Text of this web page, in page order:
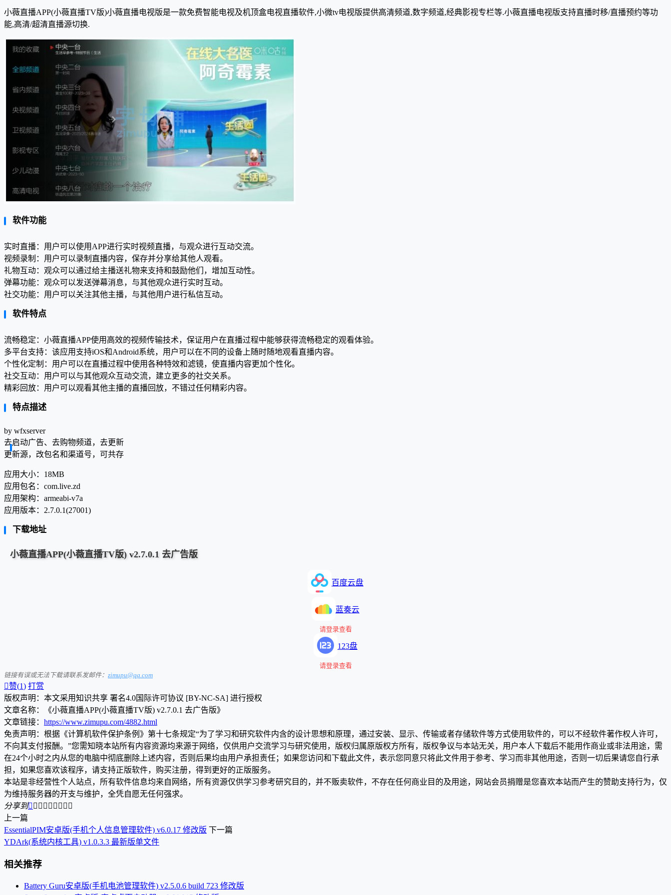
小薇直播APP(小薇直播TV版)小薇直播电视版是一款免费智能电视及机顶盒电视直播软件,小微tv电视版提供高清频道,数字频道,经典影视专栏等.小薇直播电视版支持直播时移/直播预约等功
能,高清/超清直播源切换.
软件功能
实时直播：用户可以使用APP进行实时视频直播，与观众进行互动交流。
视频录制：用户可以录制直播内容，保存并分享给其他人观看。
礼物互动：观众可以通过给主播送礼物来支持和鼓励他们，增加互动性。
弹幕功能：观众可以发送弹幕消息，与其他观众进行实时互动。
社交功能：用户可以关注其他主播，与其他用户进行私信互动。
软件特点
流畅稳定：小薇直播APP使用高效的视频传输技术，保证用户在直播过程中能够获得流畅稳定的观看体验。
多平台支持：该应用支持iOS和Android系统，用户可以在不同的设备上随时随地观看直播内容。
个性化定制：用户可以在直播过程中使用各种特效和滤镜，使直播内容更加个性化。
社交互动：用户可以与其他观众互动交流，建立更多的社交关系。
精彩回放：用户可以观看其他主播的直播回放，不错过任何精彩内容。
特点描述
by wfxserver
去启动广告、去购物频道，去更新
更新源，改包名和渠道号，可共存
应用大小：18MB
应用包名：com.live.zd
应用架构：armeabi-v7a
应用版本：2.7.0.1(27001)
下载地址
小薇直播APP(小薇直播TV版) v2.7.0.1 去广告版
百度云盘
蓝奏云
请登录查看
123盘
请登录查看
链接有误或无法下载请联系发邮件： zimupu@qq.com
赞(1) 打赏
版权声明：本文采用知识共享 署名4.0国际许可协议 [BY-NC-SA] 进行授权
文章名称：《小薇直播APP(小薇直播TV版) v2.7.0.1 去广告版》
文章链接： https://www.zimupu.com/4882.html
免责声明：根据《计算机软件保护条例》第十七条规定“为了学习和研究软件内含的设计思想和原理，通过安装、显示、传输或者存储软件等方式使用软件的，可以不经软件著作权人许可，
不向其支付报酬。”您需知晓本站所有内容资源均来源于网络，仅供用户交流学习与研究使用，版权归属原版权方所有，版权争议与本站无关，用户本人下载后不能用作商业或非法用途，需
在24个小时之内从您的电脑中彻底删除上述内容，否则后果均由用户承担责任；如果您访问和下载此文件，表示您同意只将此文件用于参考、学习而非其他用途，否则一切后果请您自行承
担，如果您喜欢该程序，请支持正版软件，购买注册，得到更好的正版服务。
本站是非经营性个人站点，所有软件信息均来自网络，所有资源仅供学习参考研究目的，并不贩卖软件，不存在任何商业目的及用途，网站会员捐赠是您喜欢本站而产生的赞助支持行为，仅
为维持服务器的开支与维护，全凭自愿无任何强求。
分享到        
上一篇
EssentialPIM安卓版(手机个人信息管理软件) v6.0.17 修改版 下一篇
YDArk(系统内核工具) v1.0.3.3 最新版单文件
相关推荐
Battery Guru安卓版(手机电池管理软件) v2.5.0.6 build 723 修改版